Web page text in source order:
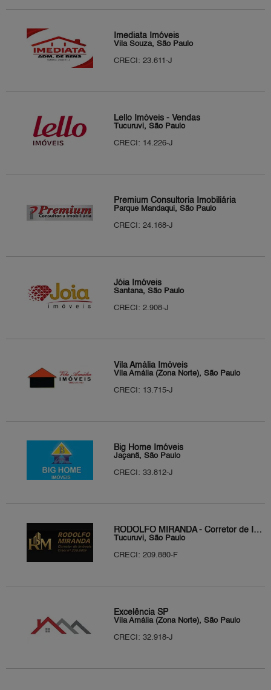
Imediata Imóveis
Vila Souza, São Paulo
CRECI: 23.611-J
Lello Imóveis - Vendas
Tucuruvi, São Paulo
CRECI: 14.226-J
Premium Consultoria Imobiliária
Parque Mandaqui, São Paulo
CRECI: 24.168-J
Jóia Imóveis
Santana, São Paulo
CRECI: 2.908-J
Vila Amália Imóveis
Vila Amália (Zona Norte), São Paulo
CRECI: 13.715-J
Big Home Imóveis
Jaçanã, São Paulo
CRECI: 33.812-J
RODOLFO MIRANDA - Corretor de Imóveis
Tucuruvi, São Paulo
CRECI: 209.880-F
Excelência SP
Vila Amália (Zona Norte), São Paulo
CRECI: 32.918-J